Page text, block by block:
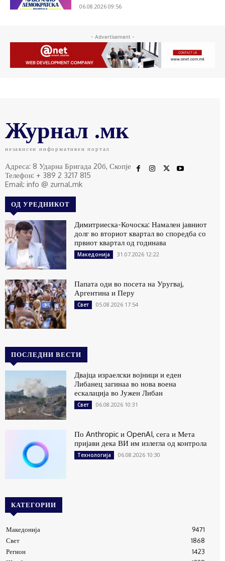
06.08.2026 09:56
- Advertisement -
Журнал .мк
независен информативен портал
Адреса: 8 Ударна Бригада 20б, Скопје
Телефон: + 389 2 3217 815
Email: info @ zurnal.mk
ОД УРЕДНИКОТ
Димитриеска-Кочоска: Намален јавниот
долг во вториот квартал во споредба со
првиот квартал од годинава
Македонија 31.07.2026 12:22
Папата оди во посета на Уругвај,
Аргентина и Перу
Свет 05.08.2026 17:54
ПОСЛЕДНИ ВЕСТИ
Двајца израелски војници и еден
Либанец загинаа во нова воена
ескалација во Јужен Либан
Свет 06.08.2026 10:31
По Anthropic и OpenAI, сега и Мета
пријави дека ВИ им излегла од контрола
Технологија 06.08.2026 10:30
КАТЕГОРИИ
Македонија
9471
Свет
1868
Регион
1423